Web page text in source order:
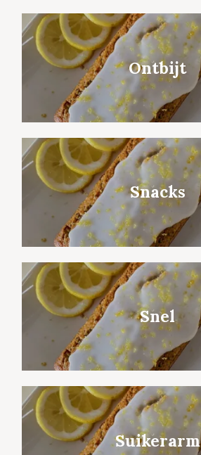
Ontbijt
Snacks
Snel
Suikerarm